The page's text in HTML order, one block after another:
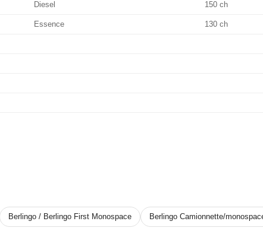
Diesel 150 ch
Essence 130 ch
Berlingo / Berlingo First Monospace Berlingo Camionnette/